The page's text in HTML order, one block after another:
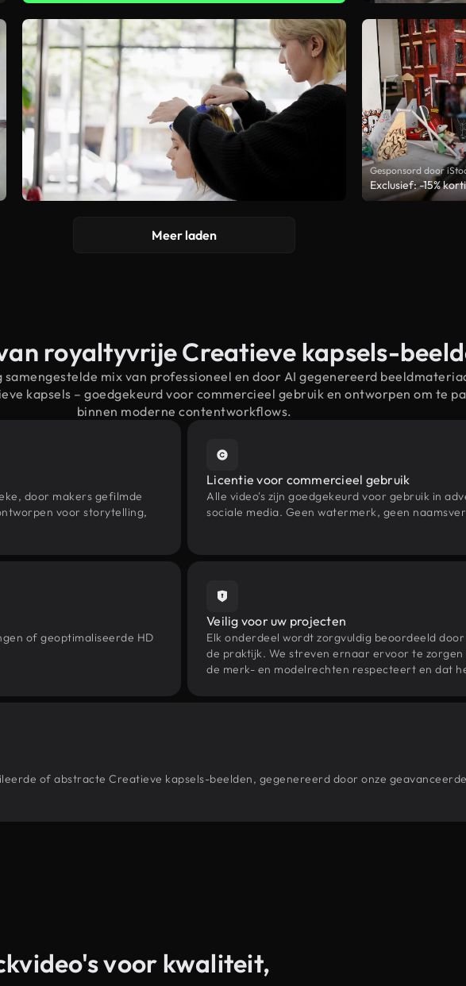
Gesponsord door
Exclusief: -15%
Meer laden
royaltyvrije Creatieve kapsels-
samengestelde mix van professioneel en door AI gegenereerd
kapsels – goedgekeurd voor commercieel gebruik en ontworpen om te
binnen moderne contentworkflows.
door makers gefilmde
voor storytelling,
Licentie voor commercieel gebruik
Alle video's zijn goedgekeurd voor gebruik in
sociale media. Geen watermerk, geen
of geoptimaliseerde HD
Veilig voor uw projecten
Elk onderdeel wordt zorgvuldig beoordeeld
de praktijk. We streven ernaar ervoor te
de merk- en modelrechten respecteert en dat
of abstracte Creatieve kapsels-beelden, gegenereerd door onze
voor kwaliteit,